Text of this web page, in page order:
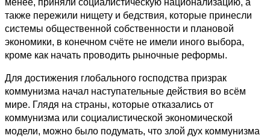
также пережили нищету и бедствия, которые принесли
системы общественной собственности и плановой
экономики, в конечном счёте не имели иного выбора,
кроме как начать проводить рыночные реформы.
Для достижения глобального господства призрак
коммунизма начал наступательные действия во всём
мире. Глядя на страны, которые отказались от
коммунизма или социалистической экономической
модели, можно было подумать, что злой дух коммунизма